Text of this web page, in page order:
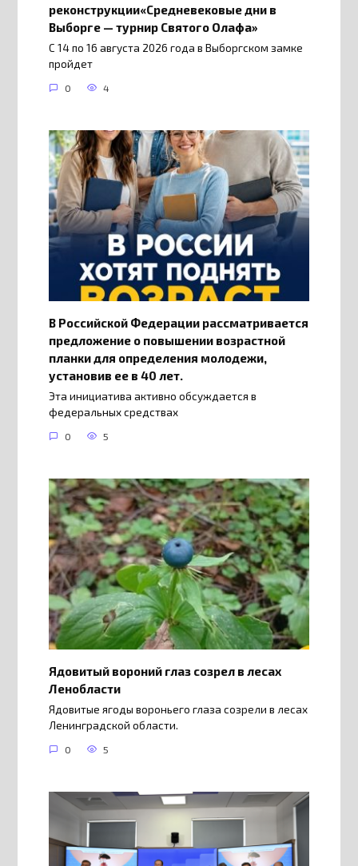
реконструкции«Средневековые дни в
Выборге — турнир Святого Олафа»
С 14 по 16 августа 2026 года в Выборгском замке
пройдет
0 4
В Российской Федерации рассматривается
предложение о повышении возрастной
планки для определения молодежи,
установив ее в 40 лет.
Эта инициатива активно обсуждается в
федеральных средствах
0 5
Ядовитый вороний глаз созрел в лесах
Ленобласти
Ядовитые ягоды вороньего глаза созрели в лесах
Ленинградской области.
0 5